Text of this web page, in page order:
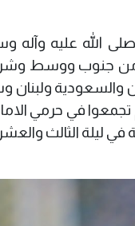
الله عليه
من جنوب ووسط
ولبنان
تجمعوا في حرمي
في ليلة الثالث